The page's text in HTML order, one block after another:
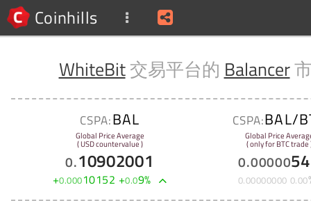
Coinhills
WhiteBit交易平台的 Balancer
CSPA:BAL
Global Price Average
( USD countervalue )
0.10902001
+0.00010152 +0.09%
CSPA:BAL/
Global Price
( only for BTC trade
0.00000
0.00000000 0.00